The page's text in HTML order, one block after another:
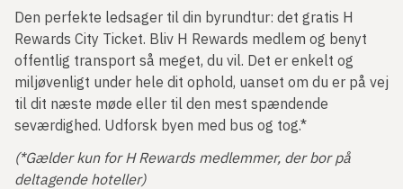
Den perfekte ledsager til din byrundtur: det gratis H
Rewards City Ticket. Bliv H Rewards medlem og benyt
offentlig transport så meget, du vil. Det er enkelt og
miljøvenligt under hele dit ophold, uanset om du er på vej
til dit næste møde eller til den mest spændende
seværdighed. Udforsk byen med bus og tog.*
(*Gælder kun for H Rewards medlemmer, der bor på
deltagende hoteller)